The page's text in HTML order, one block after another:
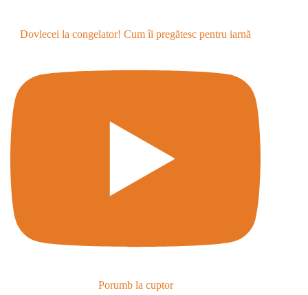
Dovlecei la congelator! Cum îi pregătesc pentru iarnă
Porumb la cuptor